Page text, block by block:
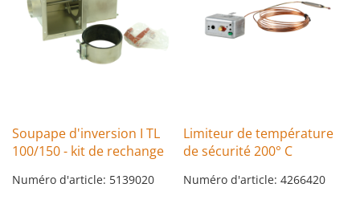
Soupape d'inversion I TL
100/150 - kit de rechange
Numéro d'article: 5139020
Limiteur de température
de sécurité 200° C
Numéro d'article: 4266420